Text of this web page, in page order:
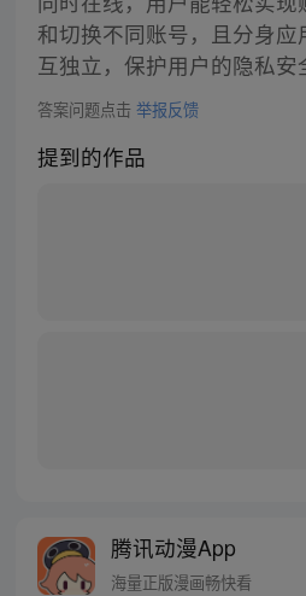
和切换不同账号，且分身
互独立，保护用户的隐私安
答案问题点击 举报反馈
提到的作品
腾讯动漫App
海量正版漫画畅快看